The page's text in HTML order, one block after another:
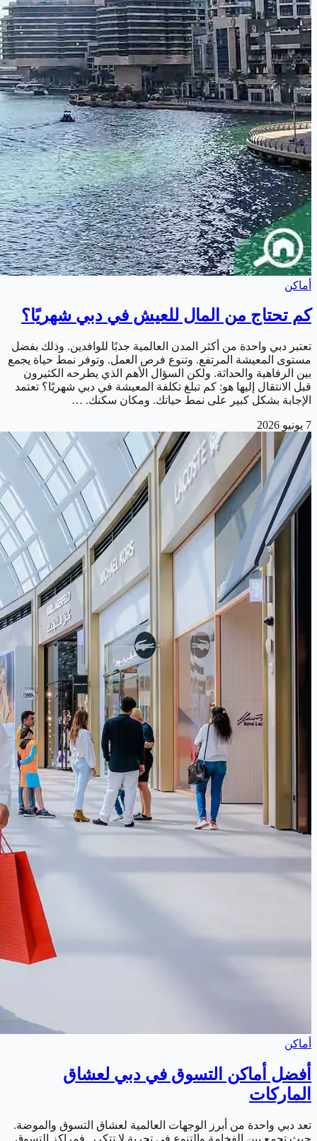
أماكن
كم تحتاج من المال للعيش في دبي شهريًا؟
تعتبر دبي واحدة من أكثر المدن العالمية جذبًا للوافدين. وذلك بفضل
مستوى المعيشة المرتفع. وتنوع فرص العمل. وتوفر نمط حياة يجمع
بين الرفاهية والحداثة. ولكن السؤال الأهم الذي يطرحه الكثيرون
قبل الانتقال إليها هو: كم تبلغ تكلفة المعيشة في دبي شهريًا؟ تعتمد
الإجابة بشكل كبير على نمط حياتك. ومكان سكنك. …
7 يونيو 2026
أماكن
أفضل أماكن التسوق في دبي لعشاق
الماركات
تعد دبي واحدة من أبرز الوجهات العالمية لعشاق التسوق والموضة.